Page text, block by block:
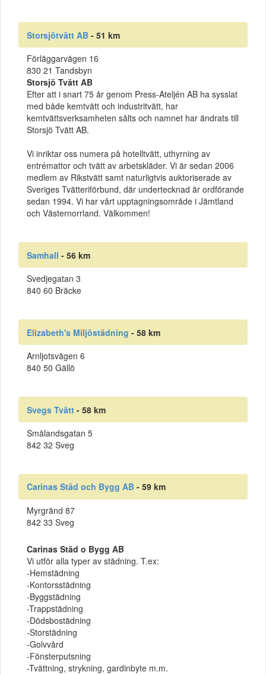
Storsjötvätt AB - 51 km
Förläggarvägen 16
830 21 Tandsbyn
Storsjö Tvätt AB
Efter att i snart 75 år genom Press-Ateljén AB ha sysslat
med både kemtvätt och industritvätt, har
kemtvättsverksamheten sålts och namnet har ändrats till
Storsjö Tvätt AB.
Vi inriktar oss numera på hotelltvätt, uthyrning av
entrémattor och tvätt av arbetskläder. Vi är sedan 2006
medlem av Rikstvätt samt naturligtvis auktoriserade av
Sveriges Tvätteriförbund, där undertecknad är ordförande
sedan 1994. Vi har vårt upptagningsområde i Jämtland
och Västernorrland. Välkommen!
Samhall - 56 km
Svedjegatan 3
840 60 Bräcke
Elizabeth's Miljöstädning - 58 km
Arnljotsvägen 6
840 50 Gällö
Svegs Tvätt - 58 km
Smålandsgatan 5
842 32 Sveg
Carinas Städ och Bygg AB - 59 km
Myrgränd 87
842 33 Sveg
Carinas Städ o Bygg AB
Vi utför alla typer av städning. T.ex:
-Hemstädning
-Kontorsstädning
-Byggstädning
-Trappstädning
-Dödsbostädning
-Storstädning
-Golvvård
-Fönsterputsning
-Tvättning, strykning, gardinbyte m.m.